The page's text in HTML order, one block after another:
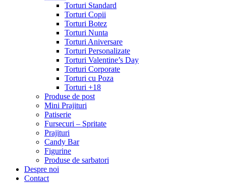
Torturi Standard
Torturi Copii
Torturi Botez
Torturi Nunta
Torturi Aniversare
Torturi Personalizate
Torturi Valentine’s Day
Torturi Corporate
Torturi cu Poza
Torturi +18
Produse de post
Mini Prajituri
Patiserie
Fursecuri – Spritate
Prajituri
Candy Bar
Figurine
Produse de sarbatori
Despre noi
Contact